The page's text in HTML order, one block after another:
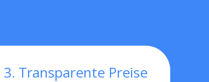
3. Transparente Preise